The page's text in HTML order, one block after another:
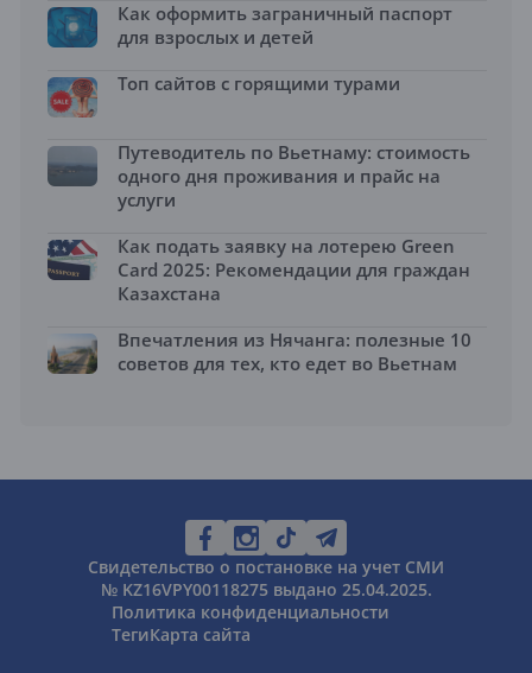
Как оформить заграничный паспорт
для взрослых и детей
Топ сайтов с горящими турами
Путеводитель по Вьетнаму: стоимость
одного дня проживания и прайс на
услуги
Как подать заявку на лотерею Green
Card 2025: Рекомендации для граждан
Казахстана
Впечатления из Нячанга: полезные 10
советов для тех, кто едет во Вьетнам
Свидетельство о постановке на учет СМИ
№ KZ16VPY00118275 выдано 25.04.2025.
Политика конфиденциальности
ТегиКарта сайта